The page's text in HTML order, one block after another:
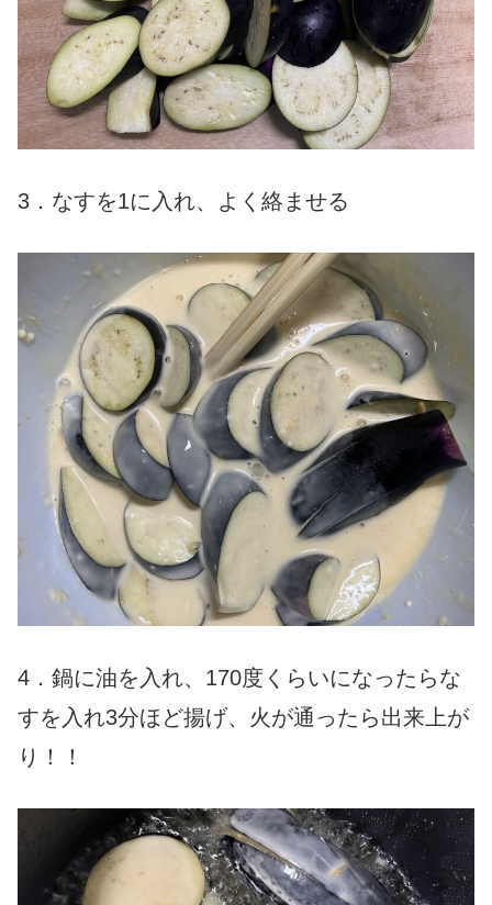
3．なすを1に入れ、よく絡ませる
4．鍋に油を入れ、170度くらいになったらな
すを入れ3分ほど揚げ、火が通ったら出来上が
り！！